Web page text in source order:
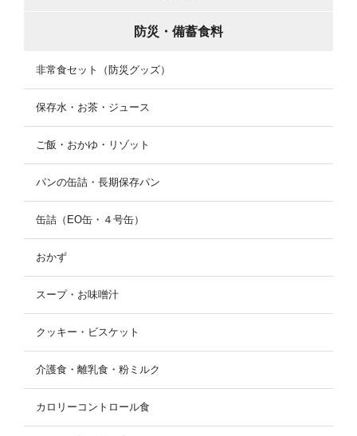
防災・備蓄食料
非常食セット（防災グッズ）
保存水・お茶・ジュース
ご飯・おかゆ・リゾット
パンの缶詰・長期保存パン
缶詰（EO缶・４号缶）
おかず
スープ・お味噌汁
クッキー・ビスケット
介護食・離乳食・粉ミルク
カロリーコントロール食